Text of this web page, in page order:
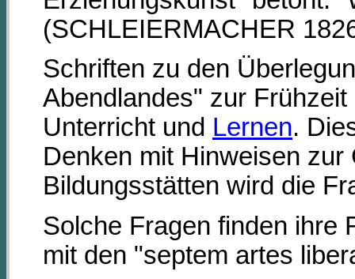
(SCHLEIERMACHER
Schriften zu den
Abendlandes" zur
Unterricht und Lernen.
Denken mit Hinweisen
Bildungsstätten wird die
Solche Fragen finden ihre
mit den "septem artes